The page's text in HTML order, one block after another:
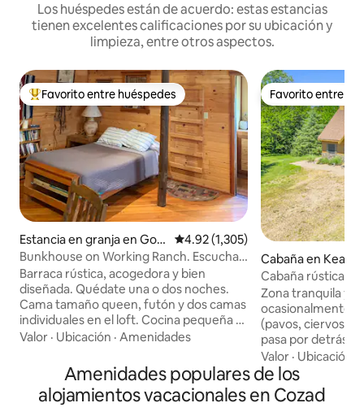
Los huéspedes están de acuerdo: estas estancias
tienen excelentes calificaciones por su ubicación y
limpieza, entre otros aspectos.
De los mejores en Favorito entre huéspedes
Favorito entre huéspedes
Estancia en granja en Got
henburg
Calificación promedio: 4.92 de 5;
4.92 (1,305)
Bunkhouse on Working Ranch. Escucha
las gallinas de la pradera.
Barraca rústica, acogedora y bien
diseñada. Quédate una o dos noches.
Cama tamaño queen, futón y dos camas
individuales en el loft. Cocina pequeña y
baño completo. Pasea entre los árboles,
responsabilidad). Hermosos sonidos de
aves. Interactúa con gatos y perros.
Observación de estrellas. Teléfono,
Valor · Ubicación · Amenidades
Favorito entre
Favorito entre
Cabaña en
Cabaña rústica
Zona tranquila y
ocasionalmente
(pavos, ciervos). El arroyo Turkey Creek
pasa por detrás
estanque muy
cabaña en el que se
un «fuerte» para
cabaña principal
Valor · Ubicación
Amenidades populares de los
alojamientos vacacionales en Cozad